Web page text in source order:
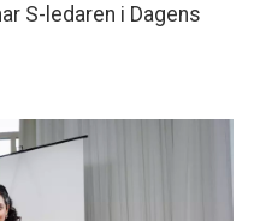
S-ledaren i Dagens